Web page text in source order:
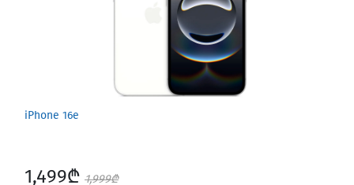
iPhone 16e
1,499₾ 1,999₾